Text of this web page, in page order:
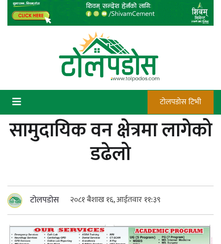
Skip
content
टोलपडोस टिभी
कन्चटमा पेस्तोल तेर्सिँदा पनि प्रयोग गर्न
सक्दैनन् डिएफओले गोली चलाउने अधिकार
न्याय सुनिश्चित गर्न सुरक्षा निकायको दायित्व
महत्त्वपूर्ण हुन्छ : मेयर मण्डल
सामुदायिक वन क्षेत्रमा लागेको
डढेलो
टोलपडोस २०८१ बैशाख १६, आईतवार ११:३९